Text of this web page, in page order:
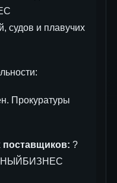
судов и плавучих
Прокуратуры
поставщиков: ?